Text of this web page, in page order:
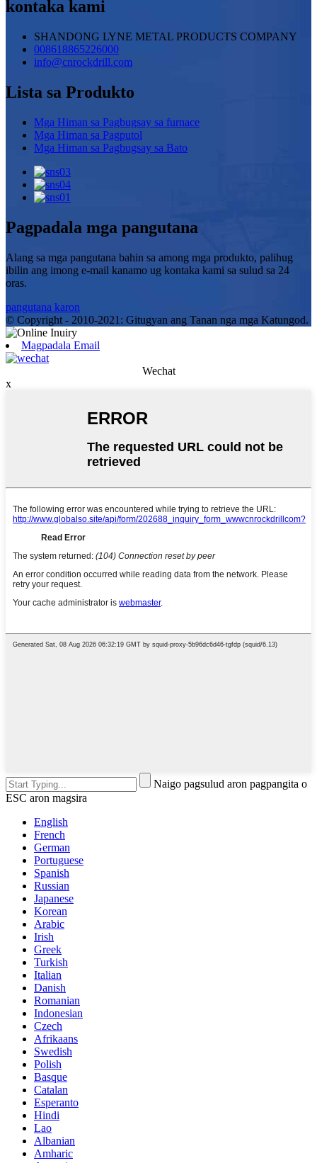
kontaka kami
SHANDONG LYNE METAL PRODUCTS COMPANY
008618865226000
info@cnrockdrill.com
Lista sa Produkto
Mga Himan sa Pagbugsay sa furnace
Mga Himan sa Pagputol
Mga Himan sa Pagbugsay sa Bato
Pagpadala mga pangutana
Alang sa mga pangutana bahin sa among mga produkto, palihug
ibilin ang imong e-mail kanamo ug kontaka kami sa sulud sa 24
oras.
pangutana karon
© Copyright - 2010-2021: Gitugyan ang Tanan nga mga Katungod.
Magpadala Email
Wechat
x
Naigo pagsulud aron pagpangita o
ESC aron magsira
English
French
German
Portuguese
Spanish
Russian
Japanese
Korean
Arabic
Irish
Greek
Turkish
Italian
Danish
Romanian
Indonesian
Czech
Afrikaans
Swedish
Polish
Basque
Catalan
Esperanto
Hindi
Lao
Albanian
Amharic